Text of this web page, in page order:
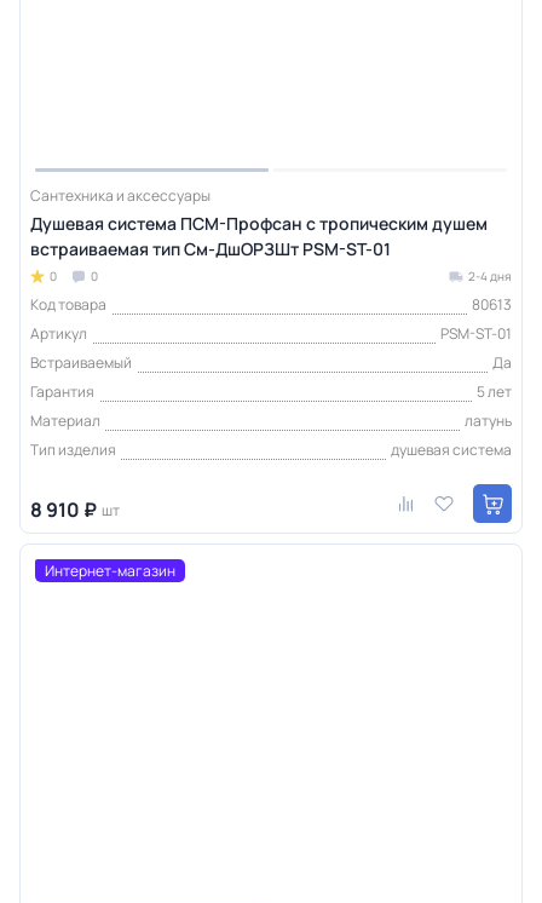
Сантехника и аксессуары
Душевая система ПСМ-Профсан с тропическим душем
встраиваемая тип См-ДшОРЗШт PSM-ST-01
0 0 2-4 дня
Код товара
80613
Артикул
PSM-ST-01
Встраиваемый
Да
Гарантия
5 лет
Материал
латунь
Тип изделия
душевая система
8 910 ₽ шт
Интернет-магазин